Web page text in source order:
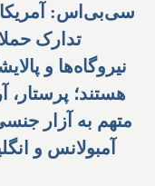
سی‌بی‌اس: آمریکا
تدارک
نیروگاه‌ها و
هستند؛ پرستار،
متهم به آزار
آمبولانس و